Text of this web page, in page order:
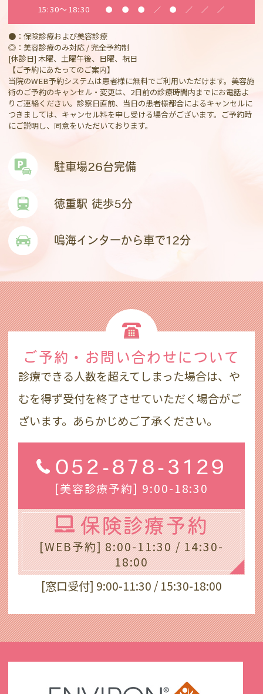
15:30～18:30 ● ● ● ／ ● ／ ／ ／
●：保険診療および美容診療
◎：美容診療のみ対応 / 完全予約制
[休診日] 木曜、土曜午後、日曜、祝日
【ご予約にあたってのご案内】
当院のWEB予約システムは患者様に無料でご利用いただけます。美容施
術のご予約のキャンセル・変更は、2日前の診療時間内までにお電話よ
りご連絡ください。診察日直前、当日の患者様都合によるキャンセルに
つきましては、キャンセル料を申し受ける場合がございます。ご予約時
にご説明し、同意をいただいております。
駐車場26台完備
徳重駅 徒歩5分
鳴海インターから車で12分
ご予約・お問い合わせ について
診療できる人数を超えてしまった場合は、や
むを得ず受付を終了させていただく場合がご
ざいます。あらかじめご了承ください。
052-878-3129
[美容診療予約] 9:00-18:30
保険診療予約
[WEB予約] 8:00-11:30 / 14:30-
18:00
[窓口受付] 9:00-11:30 / 15:30-18:00